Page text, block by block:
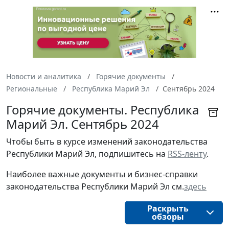
Новости и аналитика
Горячие документы
Региональные
Республика Марий Эл Сентябрь 2024
Горячие документы. Республика
Марий Эл. Сентябрь 2024
Чтобы быть в курсе изменений законодательства
Республики Марий Эл, подпишитесь на RSS-ленту.
Наиболее важные документы и бизнес-справки
законодательства Республики Марий Эл см.здесь
Раскрыть
обзоры